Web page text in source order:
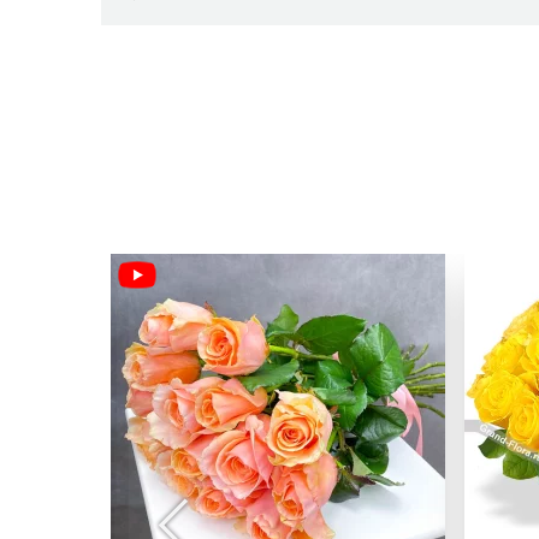
Спасибо большое за шикарные розы.
Сделали все безупречно, доставили
Юрий Горшков
Астрахань
Спасибо огромное за доставку!
супер! Море радости привезли просто!